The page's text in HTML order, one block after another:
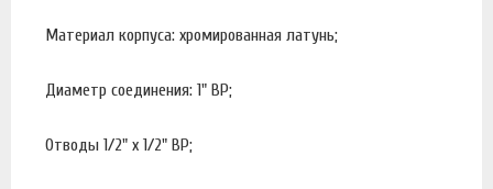
Материал корпуса: хромированная латунь;
Диаметр соединения: 1" ВР;
Отводы 1/2" х 1/2" ВР;